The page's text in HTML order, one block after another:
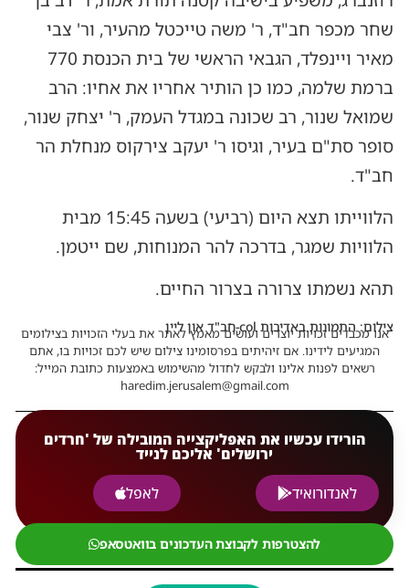
שחר מכפר חב"ד, ר' משה טייכטל מהעיר, ור' צבי
מאיר ויינפלד, הגבאי הראשי של בית הכנסת 770
ברמת שלמה, כמו כן הותיר אחריו את אחיו: הרב
שמואל שנור, רב שכונה במגדל העמק, ר' יצחק שנור,
סופר סת"ם בעיר, וגיסו ר' יעקב צירקוס מנחלת הר
חב"ד.
הלווייתו תצא היום (רביעי) בשעה 15:45 מבית
הלוויות שמגר, בדרכה להר המנוחות, שם ייטמן.
תהא נשמתו צרורה בצרור החיים.
צילום: התמונות באדיבות col-חב"ד און ליין
אנו מכבדים זכויות יוצרים ועושים מאמץ לאתר את בעלי הזכויות בצילומים
המגיעים לידינו. אם זיהיתים בפרסומינו צילום שיש לכם זכויות בו, אתם
רשאים לפנות אלינו ולבקש לחדול מהשימוש באמצעות כתובת המייל:
haredim.jerusalem@gmail.com
הורידו עכשיו את האפליקצייה המובילה של 'חרדים
ירושלים' אליכם לנייד
לאנדורואיד
לאפל
להצטרפות לקבוצת העדכונים בוואטסאפ